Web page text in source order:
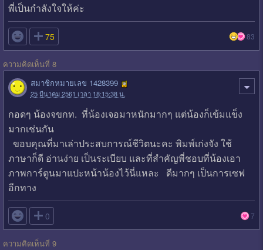
พี่เป็นกำลังใจให้ค่ะ
 75 83
ความคิดเห็นที่ 8
สมาชิกหมายเลข 1428399
25 มีนาคม 2561 เวลา 18:15:38 น.
กอดๆ น้องจขกท. ที่น้องเจอมาหนักมากๆ แต่น้องก็เข้มแข็ง
มากเช่นกัน
ขอบคุณที่มาเล่าประสบการณ์ชีวิตนะคะ พิมพ์เก่งจัง ใช้
ภาษาก็ดี อ่านง่าย เป็นระเบียบ และที่สำคัญพี่ชอบที่น้องเอา
ภาพการ์ตูนมาแปะหน้าน้องไว้นี่แหละ ดีมากๆ เป็นการเซฟ
อีกทาง
 0 7
ความคิดเห็นที่ 9